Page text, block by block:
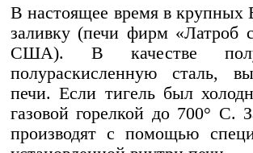
В настоящее время в
заливку (печи фирм «Латроб
США). В качестве
полураскисленную сталь,
печи. Если тигель был
газовой горелкой до 700° С.
производят с помощью